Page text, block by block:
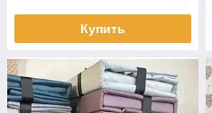
Купить